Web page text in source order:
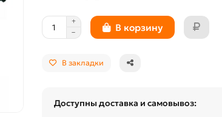
В корзину
В закладки
Доступны доставка и самовывоз: